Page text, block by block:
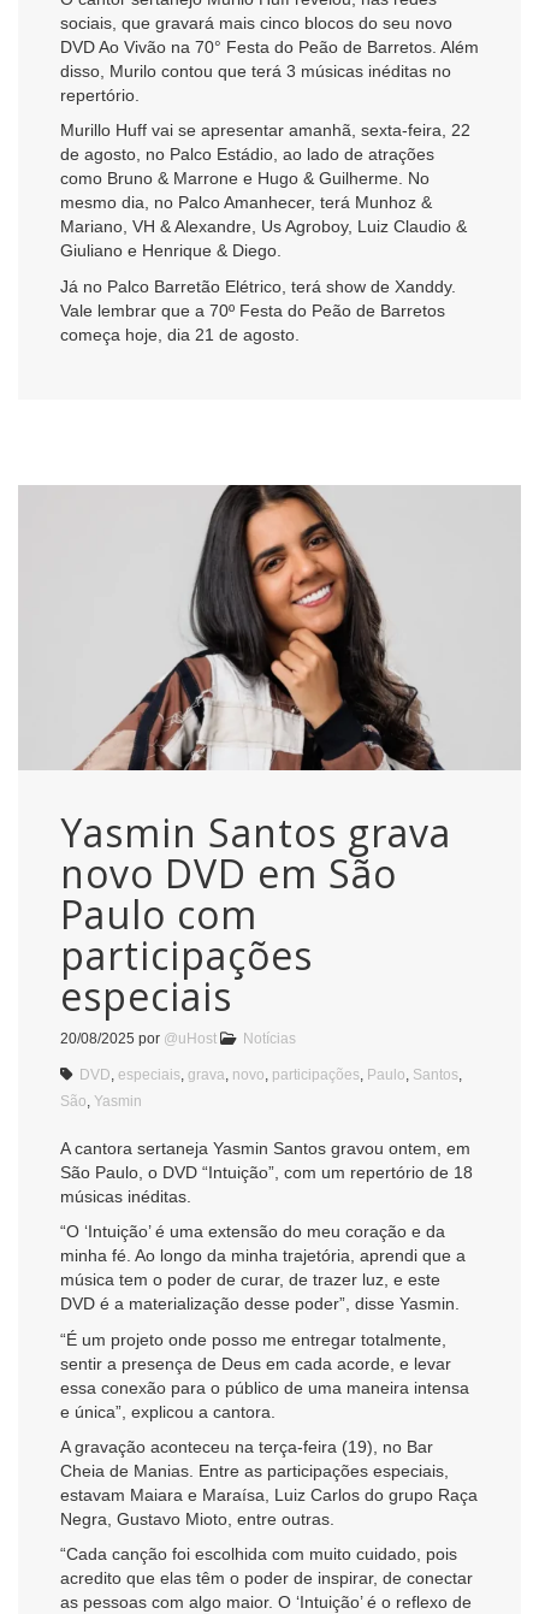
sociais, que gravará mais cinco blocos do seu novo
DVD Ao Vivão na 70° Festa do Peão de Barretos. Além
disso, Murilo contou que terá 3 músicas inéditas no
repertório.
Murillo Huff vai se apresentar amanhã, sexta-feira, 22
de agosto, no Palco Estádio, ao lado de atrações
como Bruno & Marrone e Hugo & Guilherme. No
mesmo dia, no Palco Amanhecer, terá Munhoz &
Mariano, VH & Alexandre, Us Agroboy, Luiz Claudio &
Giuliano e Henrique & Diego.
Já no Palco Barretão Elétrico, terá show de Xanddy.
Vale lembrar que a 70º Festa do Peão de Barretos
começa hoje, dia 21 de agosto.
Yasmin Santos grava
novo DVD em São
Paulo com
participações
especiais
20/08/2025 por @uHost Notícias
DVD especiais grava novo participações Paulo Santos
São Yasmin
A cantora sertaneja Yasmin Santos gravou ontem, em
São Paulo, o DVD “Intuição”, com um repertório de 18
músicas inéditas.
“O ‘Intuição’ é uma extensão do meu coração e da
minha fé. Ao longo da minha trajetória, aprendi que a
música tem o poder de curar, de trazer luz, e este
DVD é a materialização desse poder”, disse Yasmin.
“É um projeto onde posso me entregar totalmente,
sentir a presença de Deus em cada acorde, e levar
essa conexão para o público de uma maneira intensa
e única”, explicou a cantora.
A gravação aconteceu na terça-feira (19), no Bar
Cheia de Manias. Entre as participações especiais,
estavam Maiara e Maraísa, Luiz Carlos do grupo Raça
Negra, Gustavo Mioto, entre outras.
“Cada canção foi escolhida com muito cuidado, pois
acredito que elas têm o poder de inspirar, de conectar
as pessoas com algo maior. O ‘Intuição’ é o reflexo de